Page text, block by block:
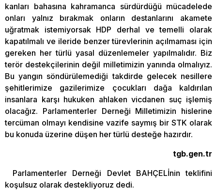
kanları bahasına kahramanca sürdürdüğü mücadelede
onları yalnız bırakmak onların destanlarını akamete
uğratmak istemiyorsak HDP derhal ve temelli olarak
kapatılmalı ve ileride benzer türevlerinin açılmaması için
gereken her türlü yasal düzenlemeler yapılmalıdır. Biz
terör destekçilerinin değil milletimizin yanında olmalıyız.
Bu yangın söndürülemediği takdirde gelecek nesillere
şehitlerimize gazilerimize çocukları dağa kaldırılan
insanlara karşı hukuken ahlaken vicdanen suç işlemiş
olacağız. Parlamenterler Derneği Milletimizin hislerine
tercüman olmayı kendisine vazife saymış bir STK olarak
bu konuda üzerine düşen her türlü desteğe hazırdır.
tgb.gen.tr
Parlamenterler Derneği Devlet BAHÇELİnin teklifini
koşulsuz olarak destekliyoruz dedi.